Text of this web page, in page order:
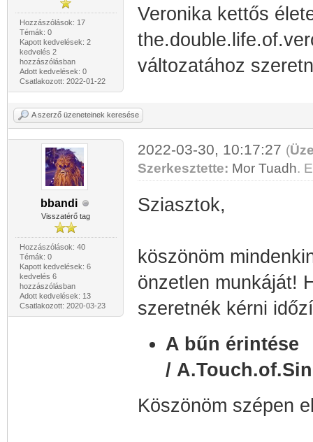
Hozzászólások: 17
Témák: 0
Kapott kedvelések: 2
kedvelés 2
hozzászólásban
Adott kedvelések: 0
Csatlakozott: 2022-01-22
Veronika kettős
változatához
A szerző üzeneteinek keresése
bbandi
Visszatérő tag
Hozzászólások: 40
Témák: 0
Kapott kedvelések: 6
kedvelés 6
hozzászólásban
Adott kedvelések: 13
Csatlakozott: 2020-03-23
2022-03-30, 10:17:27 (
Szerkesztette: Mor Tuadh.
Sziasztok,
köszönöm
önzetlen munkáját!
szeretnék kérni
A bűn érintése
/
Köszönöm szépen